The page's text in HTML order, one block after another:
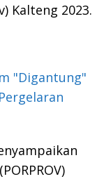
Kalteng 2023.
"Digantung"